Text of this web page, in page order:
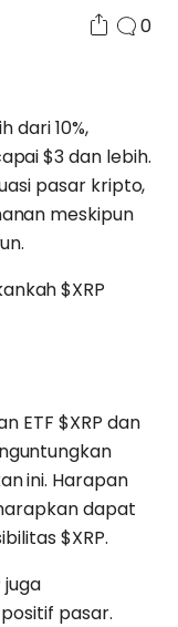
0
dari 10%,
$3 dan lebih.
pasar kripto,
meskipun
ETF $XRP dan
ini. Harapan
dapat
$XRP.
juga
pasar.